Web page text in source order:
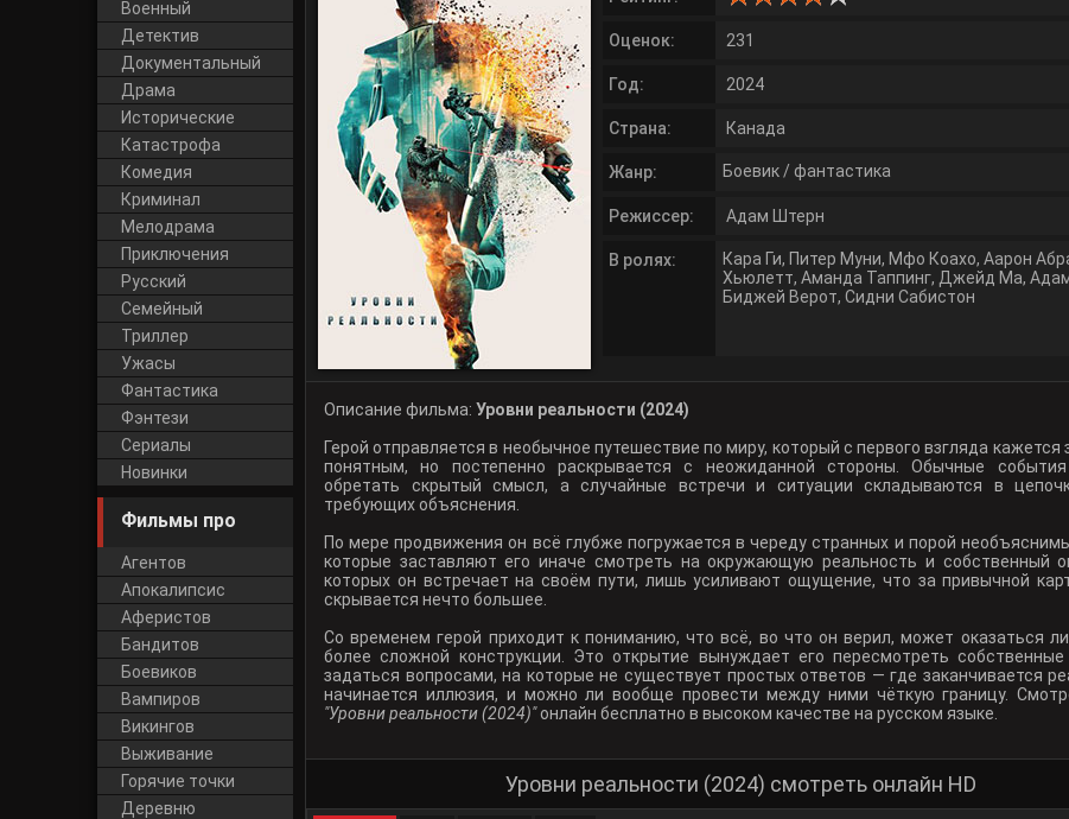
Оценок: 231
Год: 2024
Страна: Канада
Жанр: Боевик /фантастика
Режиссер: Адам Штерн
В ролях: Кара Ги, Питер Муни, Мфо Коахо, Аарон
Хьюлетт, Аманда Таппинг, Джейд Ма,
Биджей Верот, Сидни Сабистон
Описание фильма: Уровни реальности (2024)
Герой отправляется в необычное путешествие по миру, который с первого взгляда кажется
понятным, но постепенно раскрывается с неожиданной стороны. Обычные
обретать скрытый смысл, а случайные встречи и ситуации складываются в
требующих объяснения.
По мере продвижения он всё глубже погружается в череду странных и порой
которые заставляют его иначе смотреть на окружающую реальность и собственный
которых он встречает на своём пути, лишь усиливают ощущение, что за привычной
скрывается нечто большее.
Со временем герой приходит к пониманию, что всё, во что он верил, может оказаться
более сложной конструкции. Это открытие вынуждает его пересмотреть
задаться вопросами, на которые не существует простых ответов — где заканчивается
начинается иллюзия, и можно ли вообще провести между ними чёткую границу.
"Уровни реальности (2024)"онлайн бесплатно в высоком качестве на русском языке.
Уровни реальности (2024) смотреть онлайн HD
Военный
Детектив
Документальный
Драма
Исторические
Катастрофа
Комедия
Криминал
Мелодрама
Приключения
Русский
Cемейный
Триллер
Ужасы
Фантастика
Фэнтези
Сериалы
Новинки
Фильмы про
Агентов
Апокалипсис
Аферистов
Бандитов
Боевиков
Вампиров
Викингов
Выживание
Горячие точки
Деревню